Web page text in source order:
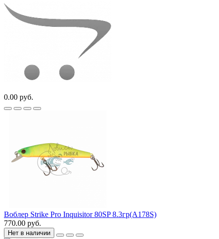
0.00 руб.
Воблер Strike Pro Inquisitor 80SP 8.3гр(A178S)
770.00 руб.
Нет в наличии